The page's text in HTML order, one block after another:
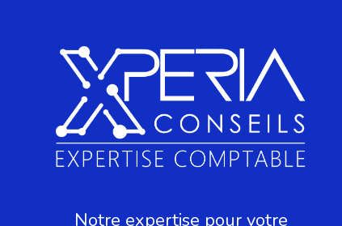
Notre expertise pour votre